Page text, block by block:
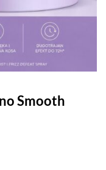
Smooth